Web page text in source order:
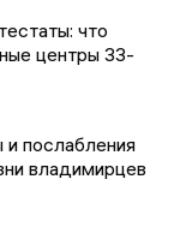
что
центры 33-
послабления
владимирцев